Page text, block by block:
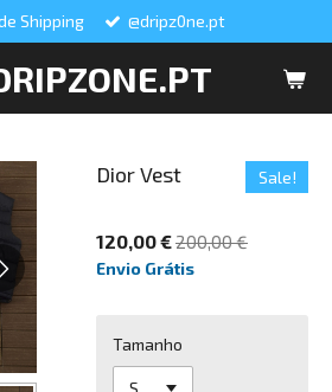
Shipping @dripz0ne.pt
Dior Vest Sale!
120,00 €200,00 €
Envio Grátis
Tamanho